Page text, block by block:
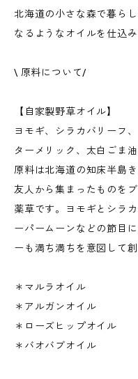
北海道の小さな森で暮ら
なるようなオイルを仕込み
\ 原料について/
【自家製野草オイル】
ヨモギ、シラカバリーフ
ターメリック、太白ごま
原料は北海道の知床半島
友人から集まったものを
薬草です。ヨモギとシラ
ーパームーンなどの節目
ーも満ち満ちを意図して
＊マルラオイル
＊アルガンオイル
＊ローズヒップオイル
＊バオバブオイル